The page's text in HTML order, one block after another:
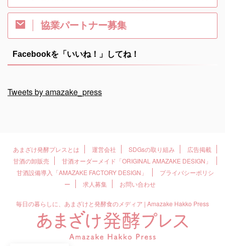
協業パートナー募集
Facebookを「いいね！」してね！
Tweets by amazake_press
あまざけ発酵プレスとは 運営会社 SDGsの取り組み
広告掲載
甘酒の卸販売
甘酒オーダーメイド「ORIGINAL AMAZAKE DESIGN」
甘酒設備導入「AMAZAKE FACTORY DESIGN」
プライバシーポリシ
ー
求人募集 お問い合わせ
毎日の暮らしに、あまざけと発酵食のメディア | Amazake Hakko Press